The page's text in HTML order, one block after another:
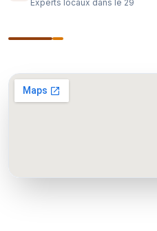
Experts locaux dans le 29